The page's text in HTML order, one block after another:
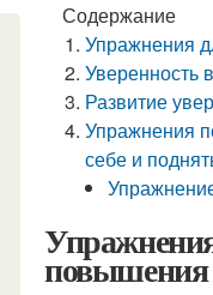
Содержание
Упражнения
Уверенность
Развитие
Упражнения
себе и
повышения